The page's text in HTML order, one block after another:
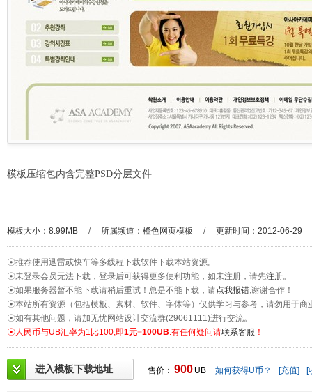
模板压缩包内含完整PSD分层文件
模板大小：8.99MB / 所属频道： 橙色网页模板 / 更新时间：2012-06-29
☉推荐使用迅雷或快车等多线程下载软件下载本站资源。
☉未登录会员无法下载，登录后可获得更多便利功能，如未注册，请先注册。
☉如果服务器暂不能下载请稍后重试！总是不能下载，请点我报错,谢谢合作！
☉本站所有资源（包括模板、素材、软件、字体等）仅供学习与参考，请勿用于商
☉如有其他问题，请加无忧网站设计交流群(29061111)进行交流。
☉人民币与UB汇率为1比100,即1元=100UB.有任何疑问请联系客服 ！
进入模板下载地址 售价： 900 UB 如何获得U币？ [充值] [